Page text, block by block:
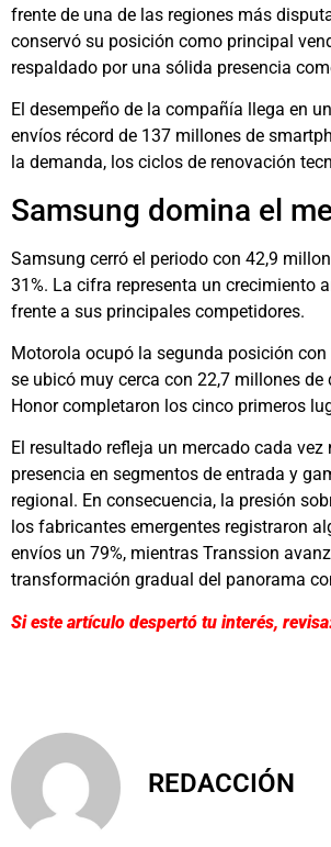
frente de una de las regiones más
conservó su posición como principal
respaldado por una sólida presencia
El desempeño de la compañía llega en
envíos récord de 137 millones de
la demanda, los ciclos de renovación
Samsung domina el
Samsung cerró el periodo con 42,9
31%. La cifra representa un crecimiento
frente a sus principales competidores.
Motorola ocupó la segunda posición
se ubicó muy cerca con 22,7 millones
Honor completaron los cinco primeros
El resultado refleja un mercado cada
presencia en segmentos de entrada y
regional. En consecuencia, la presión
los fabricantes emergentes registraron
envíos un 79%, mientras Transsion
transformación gradual del panorama
Si este artículo despertó tu interés,
REDACCIÓN